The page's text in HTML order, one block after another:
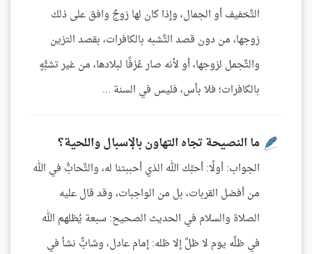
التَّخفيف أو الجمال، وإذا كان لها زوجٌ وافق على ذلك
زوجها، من دون قصد التَّشبه بالكافرات، بقصد التزين
والتَّجمل لزوجها، أو لأنه صار عُرْفًا لبلادها، من غير تشبُّهٍ
بالكافرات؛ فلا بأس، فليس في السنة ...
ما النصيحة تجاه التهاون بالإسبال واللحية؟
الجواب: أولًا: أحبَّك الله الذي أحببتنا له، والتَّحابُّ في الله
من أفضل القربات، بل من الواجبات، وقد قال عليه
الصلاة والسلام في الحديث الصحيح: سبعة يُظلهم الله
في ظلِّه يوم لا ظلَّ إلا ظله: إمام عادل، وشابٌّ نشأ في